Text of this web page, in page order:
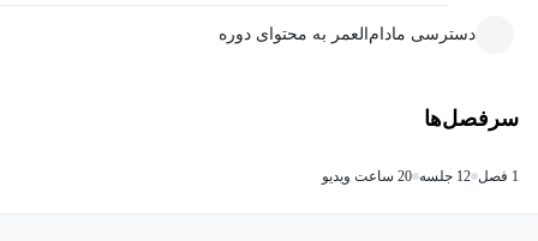
دسترسی مادام‌العمر به محتوای دوره
سرفصل‌ها
1 فصل 12 جلسه 20 ساعت ویدیو